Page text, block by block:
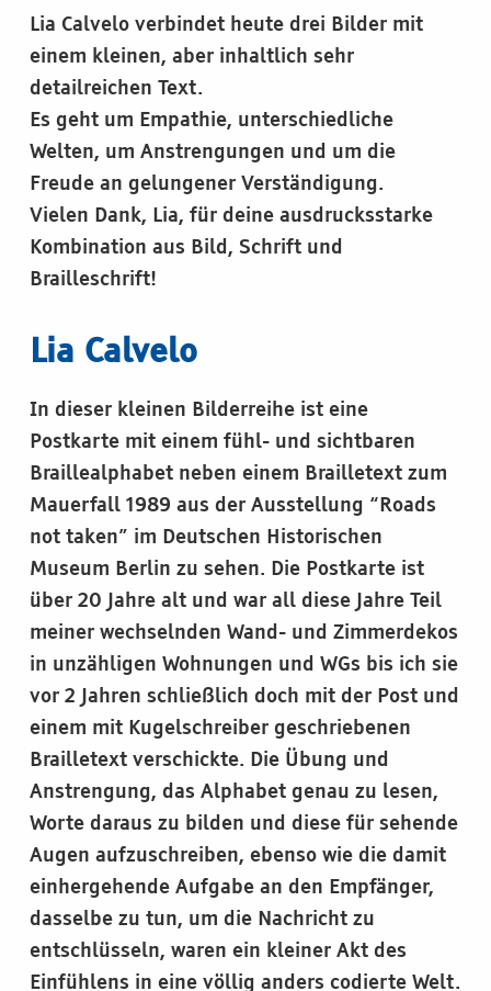
Lia Calvelo verbindet heute drei Bilder mit
einem kleinen, aber inhaltlich sehr
detailreichen Text.
Es geht um Empathie, unterschiedliche
Welten, um Anstrengungen und um die
Freude an gelungener Verständigung.
Vielen Dank, Lia, für deine ausdrucksstarke
Kombination aus Bild, Schrift und
Brailleschrift!
Lia Calvelo
In dieser kleinen Bilderreihe ist eine
Postkarte mit einem fühl- und sichtbaren
Braillealphabet neben einem Brailletext zum
Mauerfall 1989 aus der Ausstellung “Roads
not taken” im Deutschen Historischen
Museum Berlin zu sehen. Die Postkarte ist
über 20 Jahre alt und war all diese Jahre Teil
meiner wechselnden Wand- und Zimmerdekos
in unzähligen Wohnungen und WGs bis ich sie
vor 2 Jahren schließlich doch mit der Post und
einem mit Kugelschreiber geschriebenen
Brailletext verschickte. Die Übung und
Anstrengung, das Alphabet genau zu lesen,
Worte daraus zu bilden und diese für sehende
Augen aufzuschreiben, ebenso wie die damit
einhergehende Aufgabe an den Empfänger,
dasselbe zu tun, um die Nachricht zu
entschlüsseln, waren ein kleiner Akt des
Einfühlens in eine völlig anders codierte Welt.